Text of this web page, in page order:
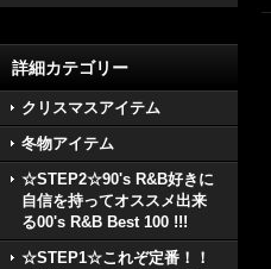
詳細カテゴリー
クリスマスアイテム
冬物アイテム
☆STEP2☆90's R&B好きに
自信を持ってオススメ出来
る00's R&B Best 100 !!!
☆STEP1☆これぞ定番！！